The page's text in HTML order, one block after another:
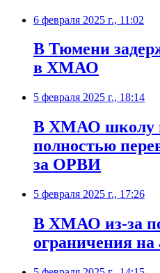
6 февраля 2025 г., 11:02
В Тюмени
в ХМАО
5 февраля 2025 г., 18:14
В ХМАО школу
полностью
за ОРВИ
5 февраля 2025 г., 17:26
В ХМАО из-за
ограничения